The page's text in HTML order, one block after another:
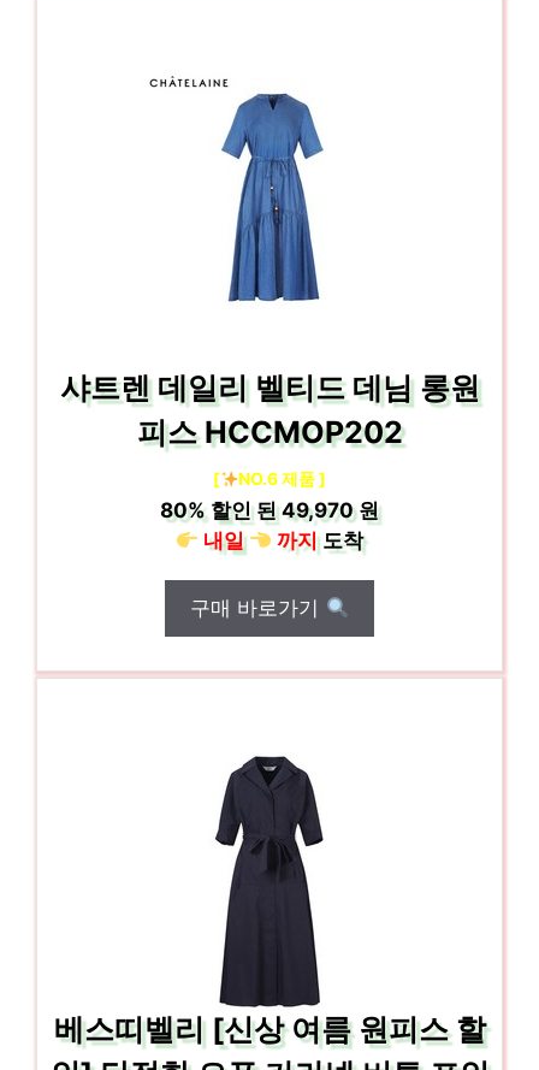
샤트렌 데일리 벨티드 데님 롱원
피스 HCCMOP202
[ NO.6 제품 ]
80%할인 된49,970 원
내일
까지도착
구매 바로가기
베스띠벨리 [신상 여름 원피스 할